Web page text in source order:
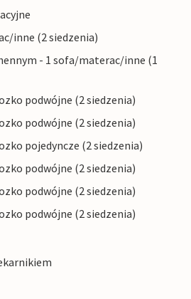
inne (2 siedzenia)
- 1 sofa/materac/inne (1
podwójne (2 siedzenia)
podwójne (2 siedzenia)
pojedyncze (2 siedzenia)
podwójne (2 siedzenia)
podwójne (2 siedzenia)
podwójne (2 siedzenia)